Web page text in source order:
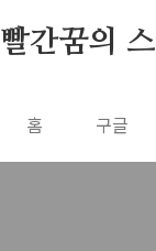
빨간꿈의
홈 구글